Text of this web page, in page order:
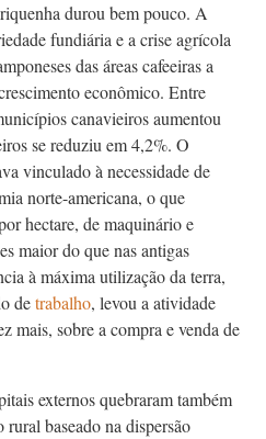
durou bem pouco. A
fundiária e a crise agrícola
das áreas­ cafeeiras a
econômico. Entre
canavieiros aumentou
se reduziu em 4,2%. O
vinculado à necessidade de
norte-americana, o que
hectare, de maquinário e
maior do que nas antigas
à máxima utilização da terra,
detrabalho, levou a atividade
mais, sobre a compra e venda de
externos quebraram também
rural baseado na dispersão